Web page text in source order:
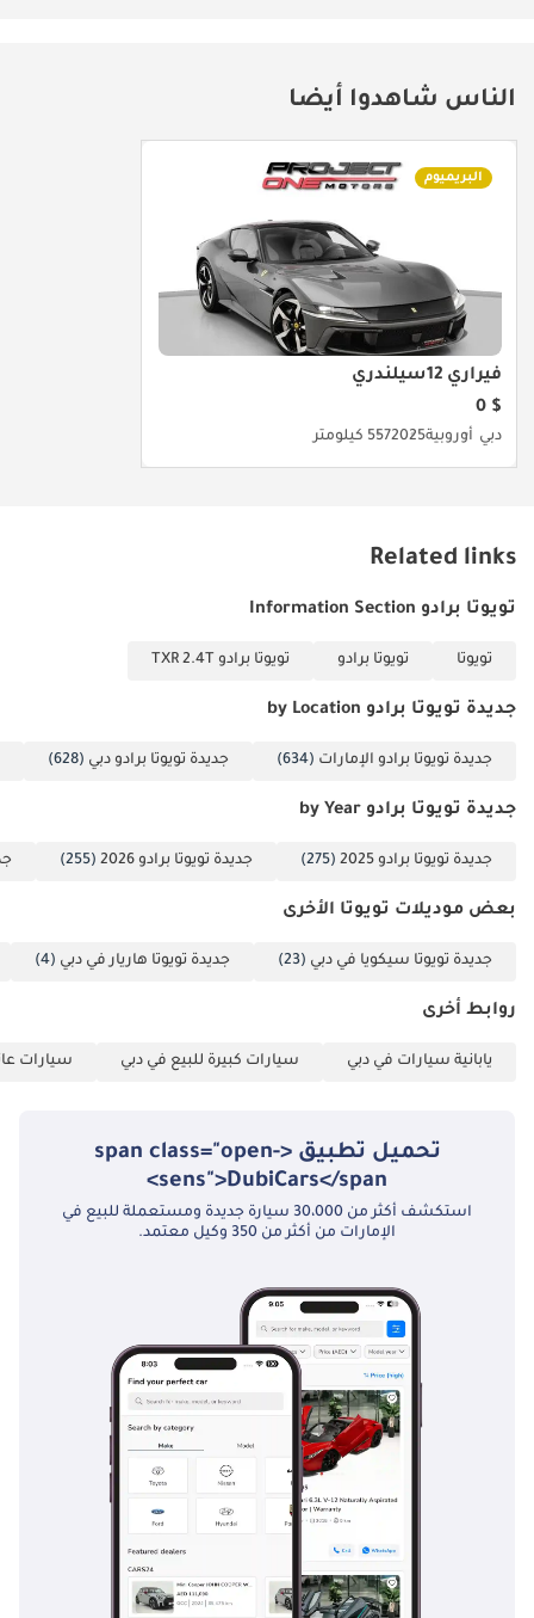
الناس شاهدوا أيضا
البريميوم
فيراري 12سيلندري
$ 0
دبي أوروبية2025557 كيلومتر
Related links
تويوتا برادو Information Section
تويوتا تويوتا برادو تويوتا برادو TXR 2.4T
جديدة تويوتا برادو by Location
جديدة تويوتا برادو الإمارات (634) جديدة تويوتا برادو دبي (628)
جديدة تويوتا برادو by Year
جديدة تويوتا برادو 2025 (275) جديدة تويوتا برادو 2026 (255)
بعض موديلات تويوتا الأخرى
جديدة تويوتا سيكويا في دبي (23) جديدة تويوتا هاريار في دبي (4)
روابط أخرى
يابانية سيارات في دبي سيارات كبيرة للبيع في دبي سيارات
تحميل تطبيق <span class="open-
sens">DubiCars</span>
استكشف أكثر من 30،000 سيارة جديدة ومستعملة للبيع في
الإمارات من أكثر من 350 وكيل معتمد.